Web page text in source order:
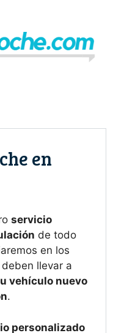
en
servicio
de todo
en los
llevar a
vehículo nuevo
.
personalizado